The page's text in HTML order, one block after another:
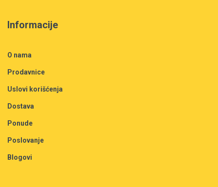
Informacije
O nama
Prodavnice
Uslovi korišćenja
Dostava
Ponude
Poslovanje
Blogovi